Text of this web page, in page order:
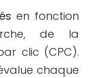
en fonction
de la
clic (CPC).
chaque